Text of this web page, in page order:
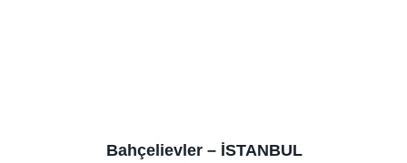
Bahçelievler – İSTANBUL